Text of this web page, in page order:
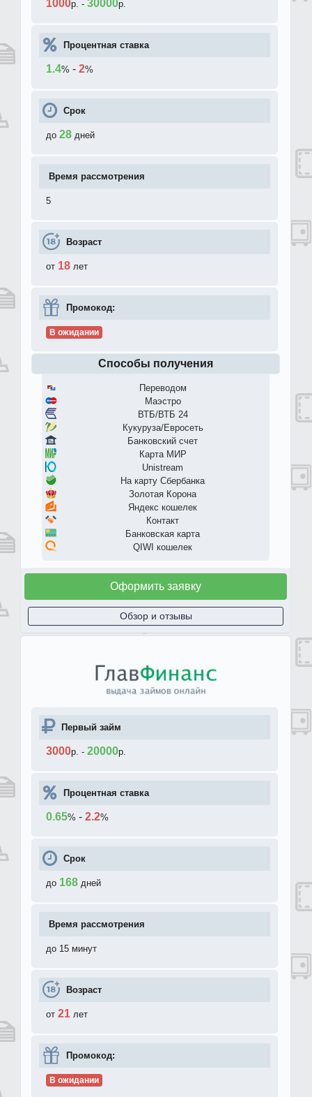
1000р. - 30000р.
Процентная ставка
1.4% - 2%
Срок
до 28 дней
Время рассмотрения
5
Возраст
от 18 лет
Промокод:
В ожидании
Способы получения
Переводом
Маэстро
ВТБ/ВТБ 24
Кукуруза/Евросеть
Банковский счет
Карта МИР
Unistream
На карту Сбербанка
Золотая Корона
Яндекс кошелек
Контакт
Банковская карта
QIWI кошелек
Оформить заявку
Обзор и отзывы
Первый займ
3000р. - 20000р.
Процентная ставка
0.65% - 2.2%
Срок
до 168 дней
Время рассмотрения
до 15 минут
Возраст
от 21 лет
Промокод:
В ожидании